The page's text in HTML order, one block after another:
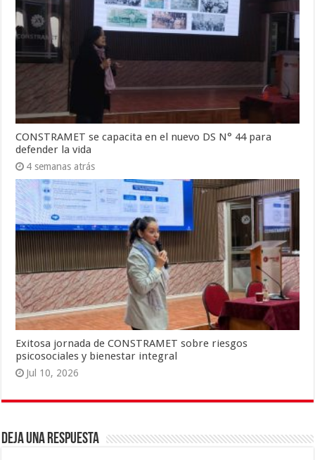
CONSTRAMET se capacita en el nuevo DS N° 44 para
defender la vida
4 semanas atrás
Exitosa jornada de CONSTRAMET sobre riesgos
psicosociales y bienestar integral
Jul 10, 2026
Deja una respuesta